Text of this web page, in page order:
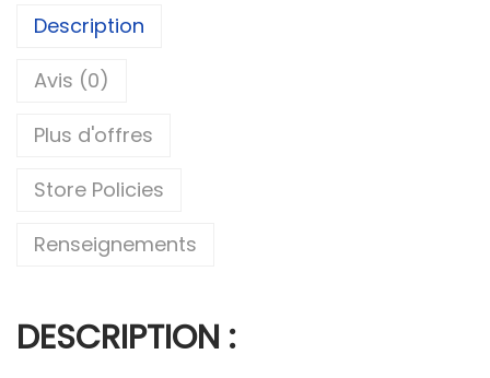
Description
Avis (0)
Plus d'offres
Store Policies
Renseignements
DESCRIPTION :